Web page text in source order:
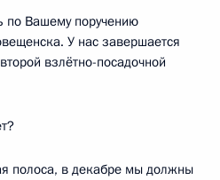
по Вашему поручению
У нас завершается
взлётно-посадочной
полоса, в декабре мы должны